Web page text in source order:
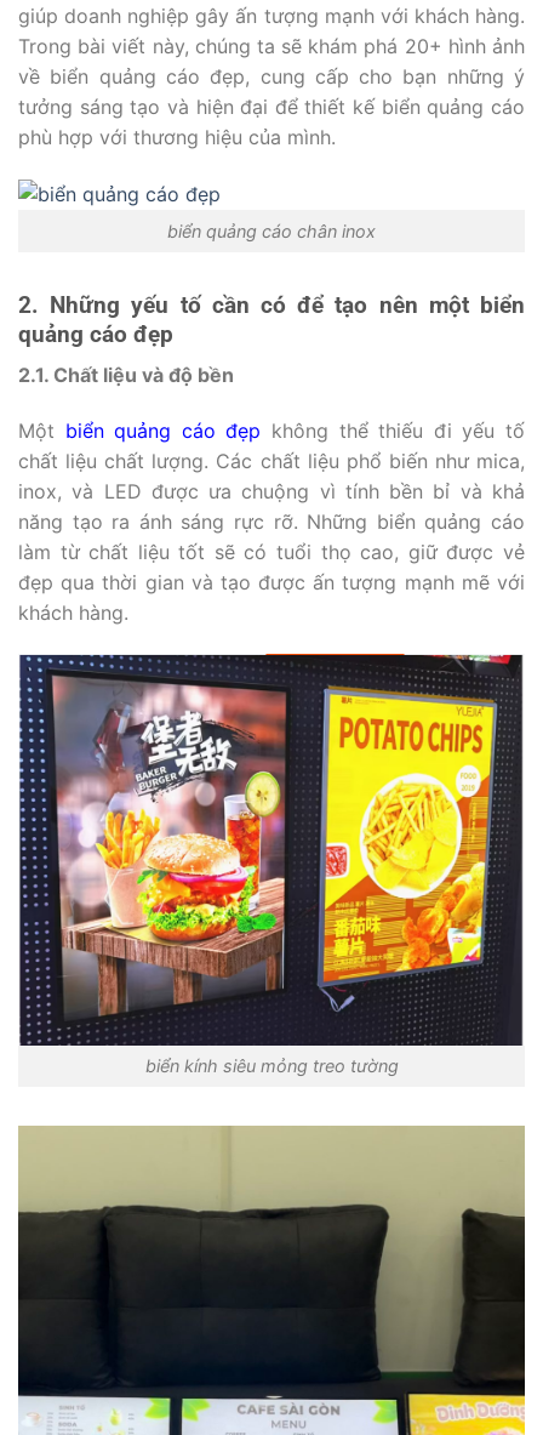
giúp doanh nghiệp gây ấn tượng mạnh với khách hàng.
Trong bài viết này, chúng ta sẽ khám phá 20+ hình ảnh
về biển quảng cáo đẹp, cung cấp cho bạn những ý
tưởng sáng tạo và hiện đại để thiết kế biển quảng cáo
phù hợp với thương hiệu của mình.
biển quảng cáo chân inox
2. Những yếu tố cần có để tạo nên một biển
quảng cáo đẹp
2.1. Chất liệu và độ bền
Một biển quảng cáo đẹp không thể thiếu đi yếu tố
chất liệu chất lượng. Các chất liệu phổ biến như mica,
inox, và LED được ưa chuộng vì tính bền bỉ và khả
năng tạo ra ánh sáng rực rỡ. Những biển quảng cáo
làm từ chất liệu tốt sẽ có tuổi thọ cao, giữ được vẻ
đẹp qua thời gian và tạo được ấn tượng mạnh mẽ với
khách hàng.
biển kính siêu mỏng treo tường